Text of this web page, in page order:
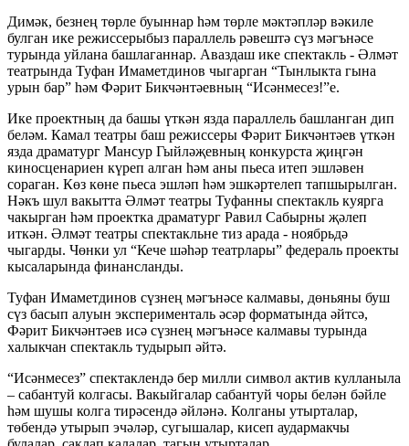
Димәк, безнең төрле буыннар һәм төрле мәктәпләр вәкиле
булган ике режиссерыбыз параллель рәвештә сүз мәгънәсе
турында уйлана башлаганнар. Аваздаш ике спектакль - Әлмәт
театрында Туфан Имаметдинов чыгарган “Тынлыкта гына
урын бар” һәм Фәрит Бикчәнтәевның “Исәнмесез!”е.
Ике проектның да башы үткән язда параллель башланган дип
беләм. Камал театры баш режиссеры Фәрит Бикчәнтәев үткән
язда драматург Мансур Гыйләҗевның конкурста җиңгән
киносценариен күреп алган һәм аны пьеса итеп эшләвен
сораган. Көз көне пьеса эшләп һәм эшкәртелеп тапшырылган.
Нәкъ шул вакытта Әлмәт театры Туфанны спектакль куярга
чакырган һәм проектка драматург Равил Сабырны җәлеп
иткән. Әлмәт театры спектакльне тиз арада - ноябрьдә
чыгарды. Чөнки ул “Кече шәһәр театрлары” федераль проекты
кысаларында финансланды.
Туфан Имаметдинов сүзнең мәгънәсе калмавы, дөньяны буш
сүз басып алуын эксперименталь әсәр форматында әйтсә,
Фәрит Бикчәнтәев исә сүзнең мәгънәсе калмавы турында
халыкчан спектакль тудырып әйтә.
“Исәнмесез” спектаклендә бер милли символ актив кулланыла
– сабантуй колгасы. Вакыйгалар сабантуй чоры белән бәйле
һәм шушы колга тирәсендә әйләнә. Колганы утырталар,
төбендә утырып эчәләр, сугышалар, кисеп аудармакчы